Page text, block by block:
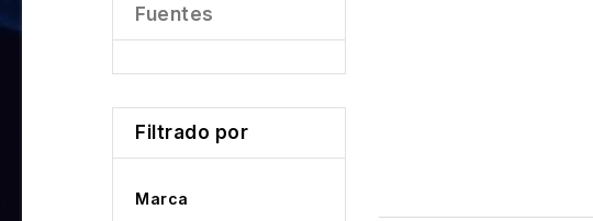
Fuentes
Filtrado por
Marca